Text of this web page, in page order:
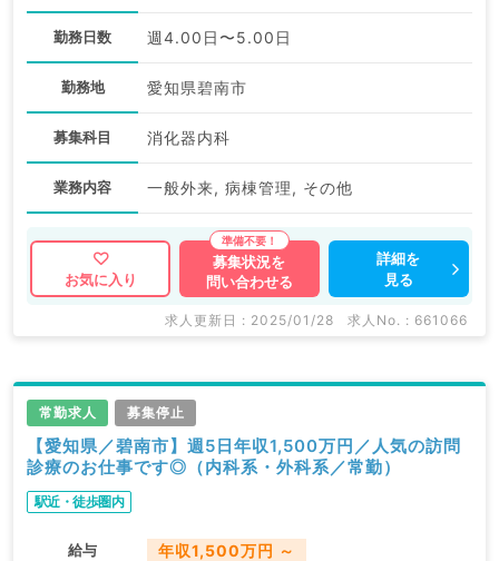
勤務日数 週4.00日〜5.00日
勤務地 愛知県碧南市
募集科目 消化器内科
業務内容 一般外来, 病棟管理, その他
お気に入り
募集状況を
問い合わせる
詳細を
見る
求人更新日 : 2025/01/28 求人No. : 661066
常勤求人 募集停止
【愛知県／碧南市】週5日年収1,500万円／人気の訪問
診療のお仕事です◎（内科系・外科系／常勤）
駅近・徒歩圏内
給与 年収1,500万円 ～